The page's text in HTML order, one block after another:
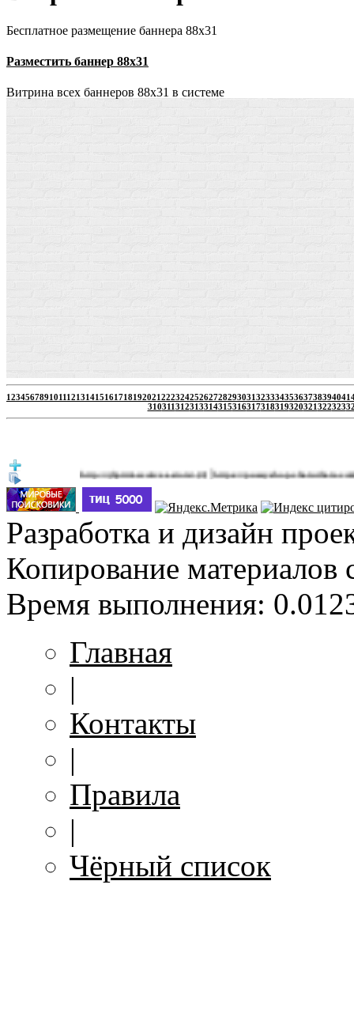
Бесплатное размещение баннера 88х31
Разместить баннер 88х31
Витрина всех баннеров 88x31 в системе
1234567891011121314151617181920212223242526272829303132333435363738394041
310311312313314315316317318319320321322323
http://jbprimecurves.store/(3)|https://pussyshop.chaturbate.com/male-
Разработка и дизайн
Копирование материалов
Время выполнения:
Главная
|
Контакты
|
Правила
|
Чёрный список